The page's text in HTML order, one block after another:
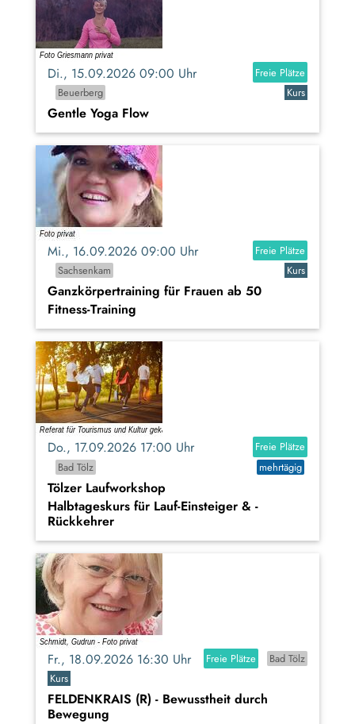
Di., 15.09.2026 09:00 Uhr
Freie Plätze
Beuerberg
Kurs
Gentle Yoga Flow
Mi., 16.09.2026 09:00 Uhr
Freie Plätze
Sachsenkam
Kurs
Ganzkörpertraining für Frauen ab 50
Fitness-Training
Do., 17.09.2026 17:00 Uhr
Freie Plätze
Bad Tölz
mehrtägig
Tölzer Laufworkshop
Halbtageskurs für Lauf-Einsteiger & -
Rückkehrer
Fr., 18.09.2026 16:30 Uhr Freie Plätze
Bad Tölz
Kurs
FELDENKRAIS (R) - Bewusstheit durch
Bewegung